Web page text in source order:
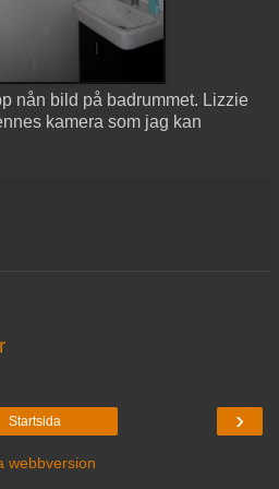
nån bild på badrummet. Lizzie
kamera som jag kan
›
Startsida
webbversion